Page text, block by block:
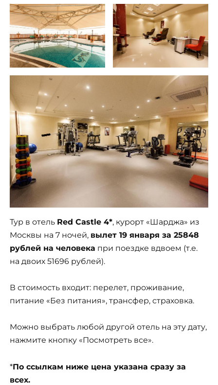
Тур в отель Red Castle 4*, курорт «Шарджа» из
Москвы на 7 ночей, вылет 19 января за 25848
рублей на человека при поездке вдвоем (т.е.
на двоих 51696 рублей).
В стоимость входит: перелет, проживание,
питание «Без питания», трансфер, страховка.
Можно выбрать любой другой отель на эту дату,
нажмите кнопку «Посмотреть все».
*По ссылкам ниже цена указана сразу за
всех.